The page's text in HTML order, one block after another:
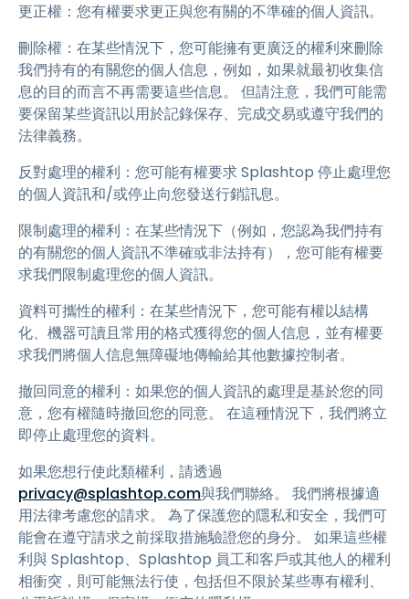
更正權：您有權要求更正與您有關的不準確的個人資訊。
刪除權：在某些情況下，您可能擁有更廣泛的權利來刪除
我們持有的有關您的個人信息，例如，如果就最初收集信
息的目的而言不再需要這些信息。 但請注意，我們可能需
要保留某些資訊以用於記錄保存、完成交易或遵守我們的
法律義務。
反對處理的權利：您可能有權要求 Splashtop 停止處理您
的個人資訊和/或停止向您發送行銷訊息。
限制處理的權利：在某些情況下（例如，您認為我們持有
的有關您的個人資訊不準確或非法持有），您可能有權要
求我們限制處理您的個人資訊。
資料可攜性的權利：在某些情況下，您可能有權以結構
化、機器可讀且常用的格式獲得您的個人信息，並有權要
求我們將個人信息無障礙地傳輸給其他數據控制者。
撤回同意的權利：如果您的個人資訊的處理是基於您的同
意，您有權隨時撤回您的同意。 在這種情況下，我們將立
即停止處理您的資料。
如果您想行使此類權利，請透過
privacy@splashtop.com與我們聯絡。 我們將根據適
用法律考慮您的請求。 為了保護您的隱私和安全，我們可
能會在遵守請求之前採取措施驗證您的身分。 如果這些權
利與 Splashtop、Splashtop 員工和客戶或其他人的權利
相衝突，則可能無法行使，包括但不限於某些專有權利、